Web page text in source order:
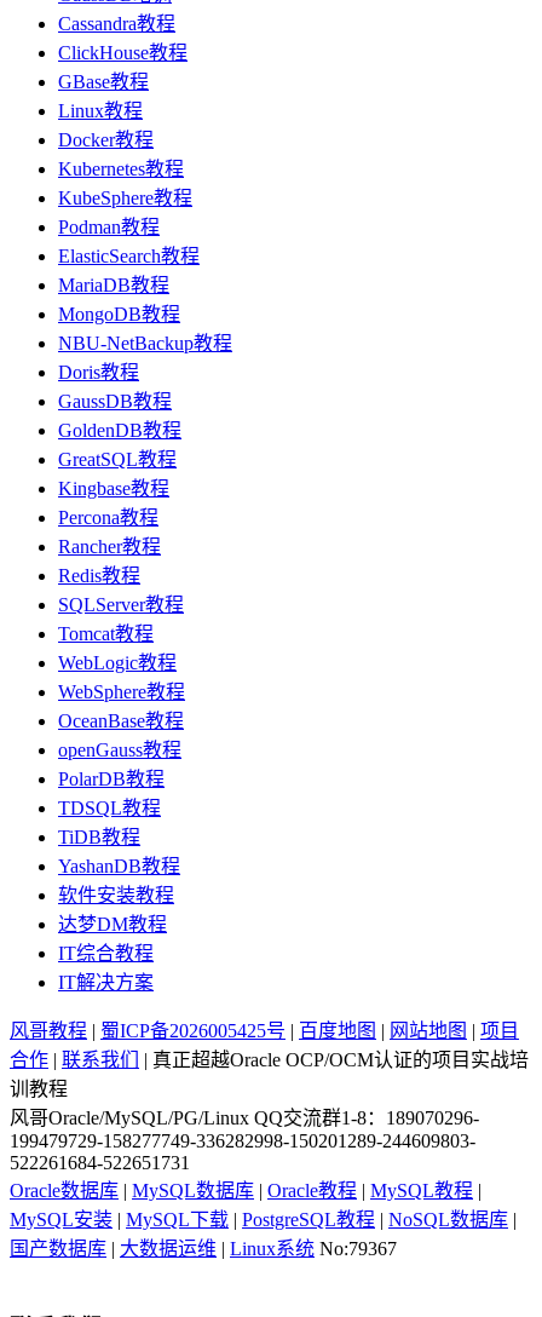
Cassandra教程
ClickHouse教程
GBase教程
Linux教程
Docker教程
Kubernetes教程
KubeSphere教程
Podman教程
ElasticSearch教程
MariaDB教程
MongoDB教程
NBU-NetBackup教程
Doris教程
GaussDB教程
GoldenDB教程
GreatSQL教程
Kingbase教程
Percona教程
Rancher教程
Redis教程
SQLServer教程
Tomcat教程
WebLogic教程
WebSphere教程
OceanBase教程
openGauss教程
PolarDB教程
TDSQL教程
TiDB教程
YashanDB教程
软件安装教程
达梦DM教程
IT综合教程
IT解决方案
风哥教程 | 蜀ICP备2026005425号 | 百度地图 | 网站地图 | 项目
合作 | 联系我们
| 真正超越Oracle OCP/OCM认证的项目实战培
训教程
风哥Oracle/MySQL/PG/Linux QQ交流群1-8：189070296-
199479729-158277749-336282998-150201289-244609803-
522261684-522651731
Oracle数据库 | MySQL数据库 | Oracle教程 | MySQL教程 |
MySQL安装 | MySQL下载 | PostgreSQL教程 | NoSQL数据库 |
国产数据库 | 大数据运维 | Linux系统 No:79367